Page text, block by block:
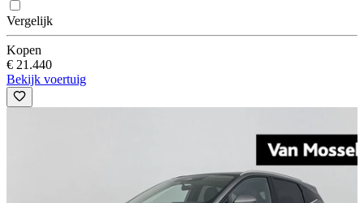
Vergelijk
Kopen
€ 21.440
Bekijk voertuig